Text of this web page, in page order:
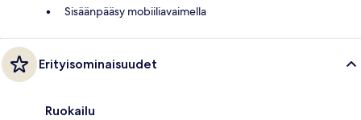
Sisäänpääsy mobiiliavaimella
Erityisominaisuudet
Ruokailu